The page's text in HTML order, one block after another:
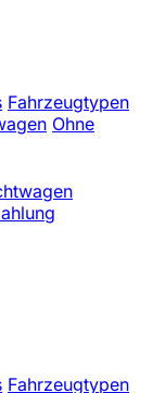
Fahrzeugtypen
Ohne
Fahrzeugtypen